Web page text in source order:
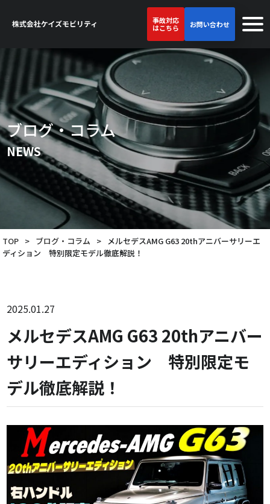
事故対応
はこちら
お問い合わせ
ブログ・コラム
NEWS
TOP > ブログ・コラム > メルセデスAMG G63 20thアニバーサリーエ
ディション 特別限定モデル徹底解説！
2025.01.27
メルセデスAMG G63 20thアニバー
サリーエディション 特別限定モ
デル徹底解説！